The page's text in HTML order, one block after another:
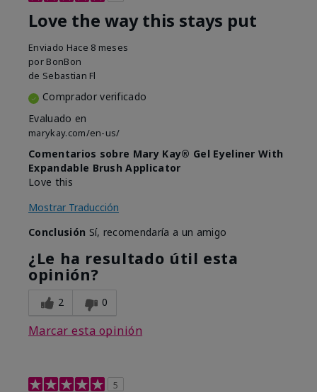
Love the way this stays put
Enviado Hace 8 meses
por BonBon
de Sebastian Fl
Comprador verificado
Evaluado en
marykay.com/en-us/
Comentarios sobre Mary Kay® Gel Eyeliner With
Expandable Brush Applicator
Love this
Mostrar Traducción
Conclusión Sí, recomendaría a un amigo
¿Le ha resultado útil esta
opinión?
2 0
Marcar esta opinión
5